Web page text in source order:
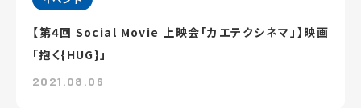
【第4回 Social Movie 上映会「カエテクシネマ」】映画
「抱く{HUG}」
2021.08.06